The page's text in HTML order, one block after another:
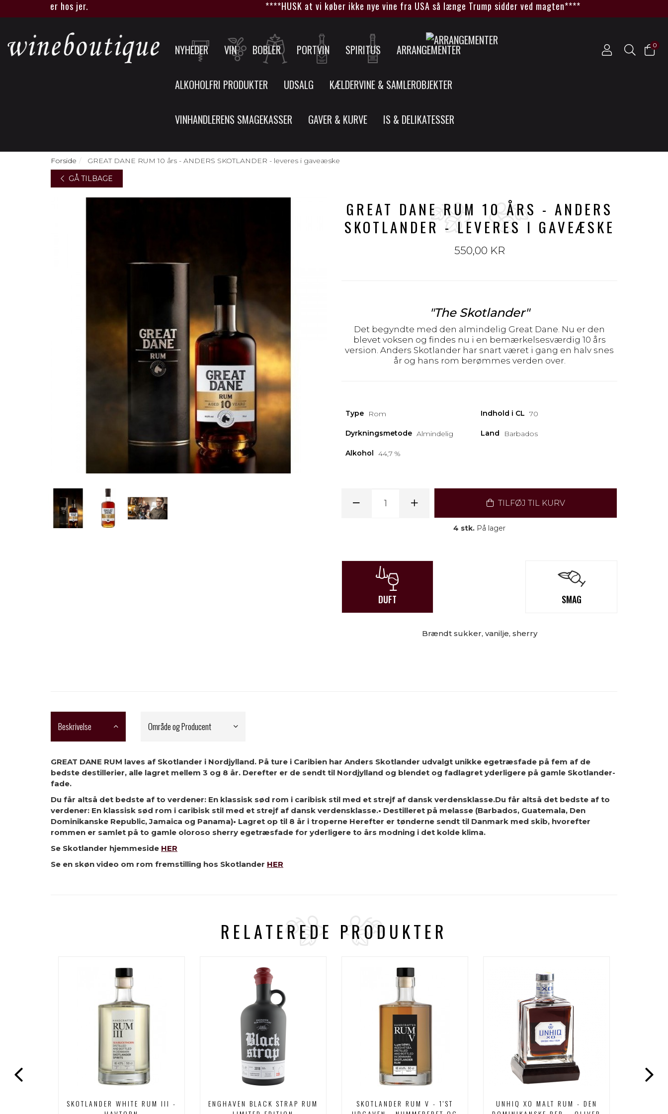
eller hos jer. ****HUSK at vi køber ikke nye vine fra USA så længe Trump sidder ved magten****
NYHEDER VIN BOBLER PORTVIN SPIRITUS ARRANGEMENTER
ALKOHOLFRI PRODUKTER UDSALG KÆLDERVINE & SAMLEROBJEKTER
VINHANDLERENS SMAGEKASSER GAVER & KURVE IS & DELIKATESSER
0
Forside
GREAT DANE RUM 10 års - ANDERS SKOTLANDER - leveres i gaveæske
GÅ TILBAGE
GREAT DANE RUM 10 ÅRS - ANDERS
SKOTLANDER - LEVERES I GAVEÆSKE
550,00 KR
"The Skotlander"
Det begyndte med den almindelig Great Dane. Nu er den
blevet voksen og findes nu i en bemærkelsesværdig 10 års
version. Anders Skotlander har snart været i gang en halv snes
år og hans rom berømmes verden over.
Type Rom Indhold i CL 70
Dyrkningsmetode Almindelig Land Barbados
Alkohol 44,7 %
TILFØJ TIL KURV
4 stk. På lager
DUFT SMAG
Brændt sukker, vanilje, sherry
Beskrivelse Område og Producent
GREAT DANE RUM laves af Skotlander i Nordjylland. På ture i Caribien har Anders Skotlander udvalgt unikke egetræsfade på fem af de
bedste destillerier, alle lagret mellem 3 og 8 år. Derefter er de sendt til Nordjylland og blendet og fadlagret yderligere på gamle Skotlander-
fade.
Du får altså det bedste af to verdener: En klassisk sød rom i caribisk stil med et strejf af dansk verdensklasse.Du får altså det bedste af to
verdener: En klassisk sød rom i caribisk stil med et strejf af dansk verdensklasse.• Destilleret på melasse (Barbados, Guatemala, Den
Dominikanske Republic, Jamaica og Panama)• Lagret op til 8 år i troperne Herefter er tønderne sendt til Danmark med skib, hvorefter
rommen er samlet på to gamle oloroso sherry egetræsfade for yderligere to års modning i det kolde klima.
Se Skotlander hjemmeside HER
Se en skøn video om rom fremstilling hos Skotlander HER
RELATEREDE PRODUKTER
SKOTLANDER WHITE RUM III -
ENGHAVEN BLACK STRAP RUM
SKOTLANDER RUM V - 1'ST
UNHIQ XO MALT RUM - DEN